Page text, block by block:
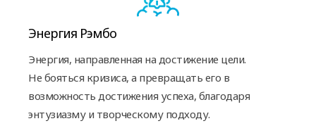
Энергия Рэмбо
Энергия, направленная на достижение цели.
Не бояться кризиса, а превращать его в
возможность достижения успеха, благодаря
энтузиазму и творческому подходу.